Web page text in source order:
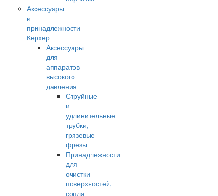
Аксессуары
и
принадлежности
Керхер
Аксессуары
для
аппаратов
высокого
давления
Струйные
и
удлинительные
трубки,
грязевые
фрезы
Принадлежности
для
очистки
поверхностей,
сопла